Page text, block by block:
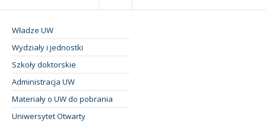
Władze UW
Wydziały i jednostki
Szkoły doktorskie
Administracja UW
Materiały o UW do pobrania
Uniwersytet Otwarty